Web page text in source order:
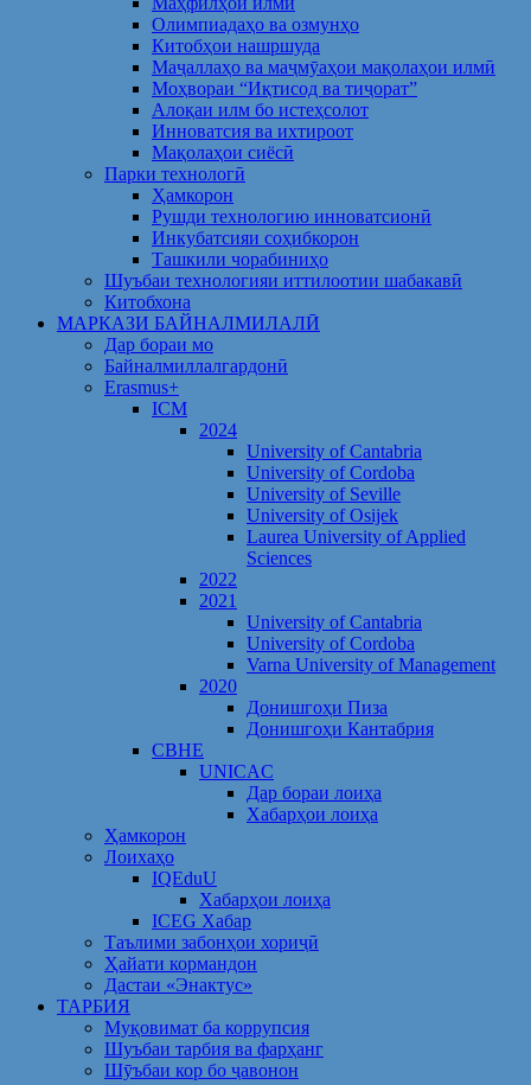
Олимпиадаҳо ва озмунҳо
Китобҳои нашршуда
Маҷаллаҳо ва маҷмӯаҳои мақолаҳои илмӣ
Моҳвораи “Иқтисод ва тиҷорат”
Алоқаи илм бо истеҳсолот
Инноватсия ва ихтироот
Мақолаҳои сиёсӣ
Парки технологӣ
Ҳамкорон
Рушди технологию инноватсионӣ
Инкубатсияи соҳибкорон
Ташкили чорабиниҳо
Шуъбаи технологияи иттилоотии шабакавӣ
Китобхона
МАРКАЗИ БАЙНАЛМИЛАЛӢ
Дар бораи мо
Байналмиллалгардонӣ
Erasmus+
ICM
2024
University of Cantabria
University of Cordoba
University of Seville
University of Osijek
Laurea University of Applied
Sciences
2022
2021
University of Cantabria
University of Cordoba
Varna University of Management
2020
Донишгоҳи Пиза
Донишгоҳи Кантабрия
CBHE
UNICAC
Дар бораи лоиҳа
Хабарҳои лоиҳа
Ҳамкорон
Лоихаҳо
IQEduU
Хабарҳои лоиҳа
ICEG Хабар
Таълими забонҳои хориҷӣ
Ҳайати кормандон
Дастаи «Энактус»
ТАРБИЯ
Муқовимат ба коррупсия
Шуъбаи тарбия ва фарҳанг
Шӯъбаи кор бо ҷавонон